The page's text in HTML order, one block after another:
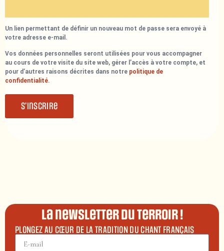
Un lien permettant de définir un nouveau mot de passe sera envoyé à
votre adresse e-mail.
Vos données personnelles seront utilisées pour vous accompagner
au cours de votre visite du site web, gérer l’accès à votre compte, et
pour d’autres raisons décrites dans notre politique de
confidentialité.
S’inscrire
La newsletter du terroir !
PLONGEZ AU CŒUR DE LA TRADITION DU CHANT FRANÇAIS